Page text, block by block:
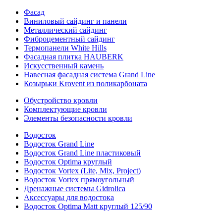
Фасад
Виниловый сайдинг и панели
Металлический сайдинг
Фиброцементный сайдинг
Термопанели White Hills
Фасадная плитка HAUBERK
Искусственный камень
Навесная фасадная система Grand Line
Козырьки Krovent из поликарбоната
Обустройство кровли
Комплектующие кровли
Элементы безопасности кровли
Водосток
Водосток Grand Line
Водосток Grand Line пластиковый
Водосток Optima круглый
Водосток Vortex (Lite, Mix, Project)
Водосток Vortex прямоугольный
Дренажные системы Gidrolica
Аксессуары для водостока
Водосток Optima Matt круглый 125/90